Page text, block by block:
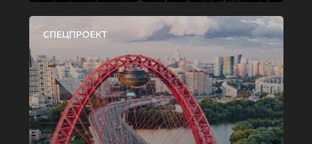
СПЕЦПРОЕКТ